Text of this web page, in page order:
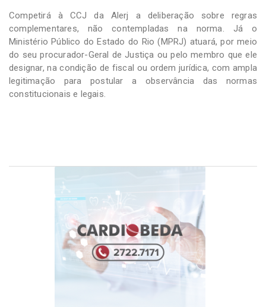
Competirá à CCJ da Alerj a deliberação sobre regras
complementares, não contempladas na norma. Já o
Ministério Público do Estado do Rio (MPRJ) atuará, por meio
do seu procurador-Geral de Justiça ou pelo membro que ele
designar, na condição de fiscal ou ordem jurídica, com ampla
legitimação para postular a observância das normas
constitucionais e legais.